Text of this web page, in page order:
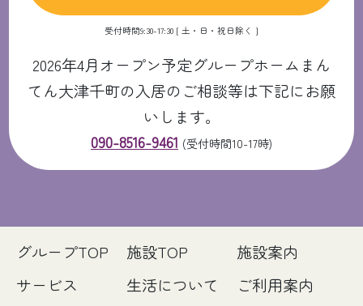
受付時間9:30-17:30 [ 土・日・祝日除く ]
2026年4月オープン予定グループホームまん
てん大津千町の入居のご相談等は下記にお願
いします。
090-8516-9461 (受付時間10-17時)
グループTOP 施設TOP
施設案内
サービス
生活について ご利用案内